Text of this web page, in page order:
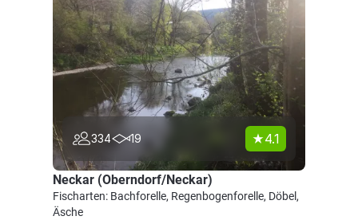
334 19 4.1
Neckar (Oberndorf/Neckar)
Fischarten: Bachforelle, Regenbogenforelle, Döbel,
Äsche